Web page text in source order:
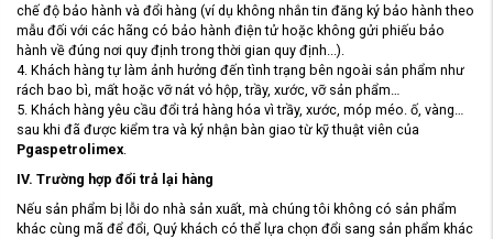
chế độ bảo hành và đổi hàng (ví dụ không nhắn tin đăng ký bảo hành theo
mẫu đối với các hãng có bảo hành điện tử hoặc không gửi phiếu bảo
hành về đúng nơi quy định trong thời gian quy định...).
4. Khách hàng tự làm ảnh hưởng đến tình trạng bên ngoài sản phẩm như
rách bao bì, mất hoặc vỡ nát vỏ hộp, trầy, xước, vỡ sản phẩm…
5. Khách hàng yêu cầu đổi trả hàng hóa vì trầy, xước, móp méo. ố, vàng…
sau khi đã được kiểm tra và ký nhận bàn giao từ kỹ thuật viên của
Pgaspetrolimex.
IV. Trường hợp đổi trả lại hàng
Nếu sản phẩm bị lỗi do nhà sản xuất, mà chúng tôi không có sản phẩm
khác cùng mã để đổi, Quý khách có thể lựa chọn đổi sang sản phẩm khác